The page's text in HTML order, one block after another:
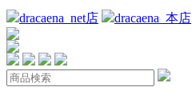
dracaena_net店 dracaena_本店